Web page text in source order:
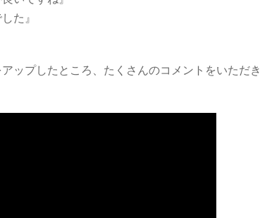
た』
ップしたところ、たくさんのコメントをいただき